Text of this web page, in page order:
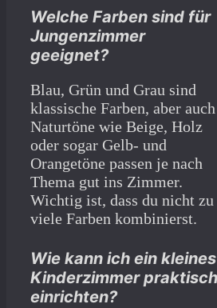
Welche Farben sind für
Jungenzimmer
geeignet?
Blau, Grün und Grau sind
klassische Farben, aber auch
Naturtöne wie Beige, Holz
oder sogar Gelb- und
Orangetöne passen je nach
Thema gut ins Zimmer.
Wichtig ist, dass du nicht zu
viele Farben kombinierst.
Wie kann ich ein kleines
Kinderzimmer praktisch
einrichten?